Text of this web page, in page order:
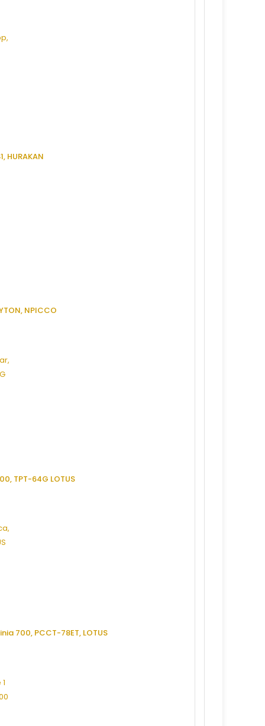
HURAKAN
NPICCO
TPT-64G LOTUS
700, PCCT-78ET, LOTUS